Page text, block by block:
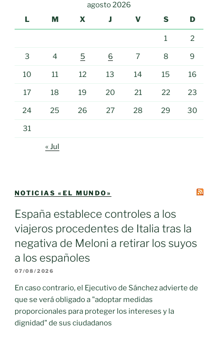
agosto 2026
L
M X J V S D
1 2
3 4 5 6 7 8 9
10 11 12 13 14 15 16
17 18 19 20 21 22 23
24 25 26 27 28 29 30
31
« Jul
NOTICIAS «EL MUNDO»
España establece controles a los
viajeros procedentes de Italia tras la
negativa de Meloni a retirar los suyos
a los españoles
07/08/2026
En caso contrario, el Ejecutivo de Sánchez advierte de
que se verá obligado a "adoptar medidas
proporcionales para proteger los intereses y la
dignidad" de sus ciudadanos